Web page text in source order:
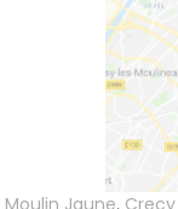
Moulin Jaune,